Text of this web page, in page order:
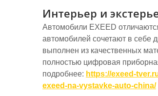
Интерьер и
Автомобили EXEED
автомобилей сочетают в себе
выполнен из качественных
полностью цифровая
подробнее: https://exeed-
exeed-na-vystavke-auto-china/